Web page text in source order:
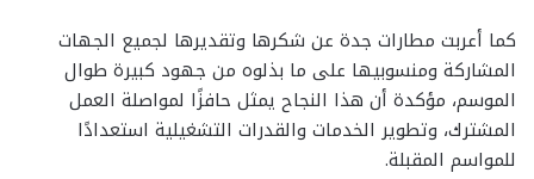
كما أعربت مطارات جدة عن شكرها وتقديرها لجميع الجهات
المشاركة ومنسوبيها على ما بذلوه من جهود كبيرة طوال
الموسم، مؤكدة أن هذا النجاح يمثل حافزًا لمواصلة العمل
المشترك، وتطوير الخدمات والقدرات التشغيلية استعدادًا
للمواسم المقبلة.